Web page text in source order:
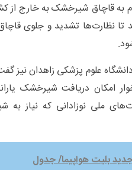
تا نظارت‌ها تشدید و جلوی
علوم پزشکی زاهدان نیز
امکان دریافت شیرخشک
ملی نوزادانی که نیاز به
بلیت هواپیما/ جدول